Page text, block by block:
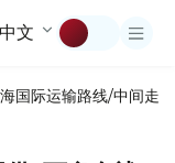
中文
国际运输路线/中间走廊